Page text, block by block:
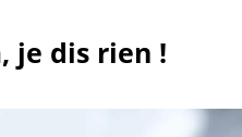
je dis rien !